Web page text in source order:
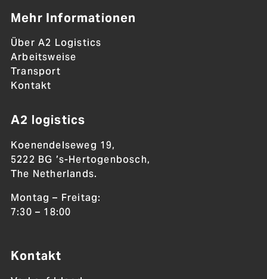
Mehr Informationen
Über A2 Logistics
Arbeitsweise
Transport
Kontakt
A2 logistics
Koenendelseweg 19,
5222 BG ’s-Hertogenbosch,
The Netherlands.
Montag – Freitag:
7:30 – 18:00
Kontakt